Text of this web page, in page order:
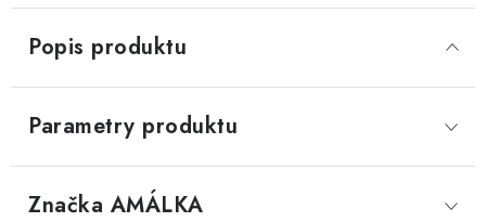
Popis produktu
Parametry produktu
Značka AMÁLKA